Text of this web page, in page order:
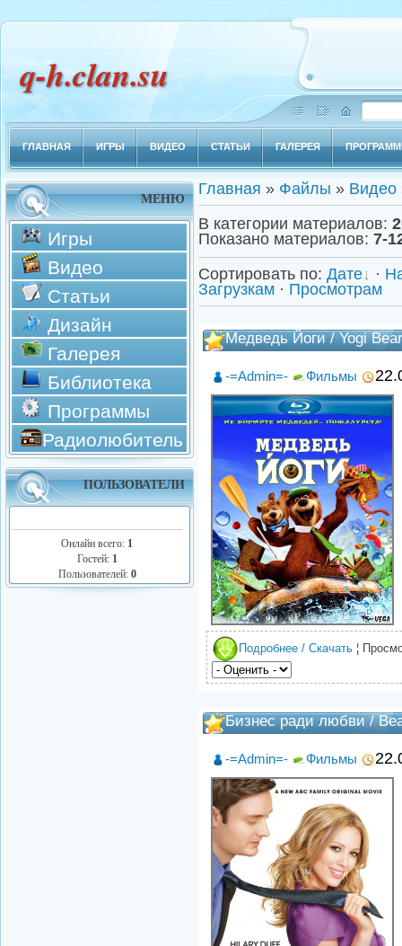
q-h.clan.su
ГЛАВНАЯ ИГРЫ ВИДЕО СТАТЬИ ГАЛЕРЕЯ
МЕНЮ
Игры
Видео
Статьи
Дизайн
Галерея
Библиотека
Программы
Радиолюбитель
ПОЛЬЗОВАТЕЛИ
Онлайн всего: 1
Гостей: 1
Пользователей: 0
Главная » Файлы » Видео
В категории материалов:
Показано материалов: 7-
Сортировать по: Дате ·
Загрузкам · Просмотрам
Медведь Йоги / Yogi
-=Admin=- Фильмы
Подробнее / Скачать ¦
Бизнес ради любви /
-=Admin=- Фильмы